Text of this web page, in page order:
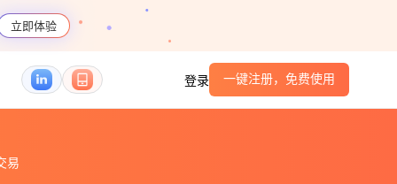
立即体验
登录 一键注册，免费使用
易